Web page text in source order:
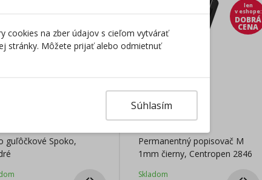
guľôčkové Spoko,
len
v eshope:
DOBRÁ
CENA
Permanentný popisovač M
1mm čierny, Centropen 2846
Skladom
cookies na zber údajov s cieľom vytvárať
stránky. Môžete prijať alebo odmietnuť
Súhlasím